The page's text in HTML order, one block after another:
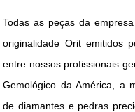
Todas as peças da
originalidade Orit emitidos
entre nossos profissionais
Gemológico da América, a
de diamantes e pedras